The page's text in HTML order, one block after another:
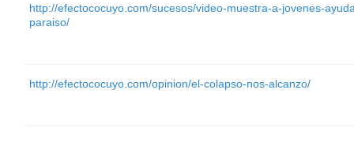
http://efectococuyo.com/sucesos/video-muestra-a-jovenes-
paraiso/
http://efectococuyo.com/opinion/el-colapso-nos-alcanzo/